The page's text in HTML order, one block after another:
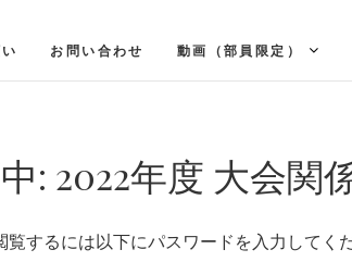
お問い合わせ 動画（部員限定）
: 2022年度 大会関
するには以下にパスワードを入力してくだ